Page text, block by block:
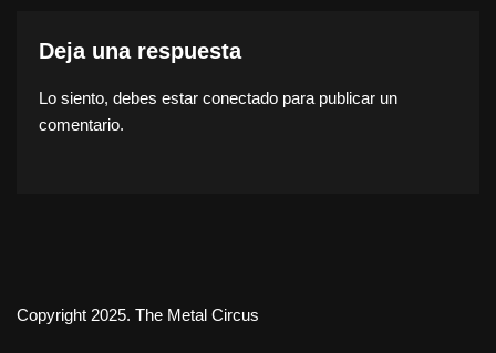
Deja una respuesta
Lo siento, debes estar conectado para publicar un
comentario.
Copyright 2025. The Metal Circus